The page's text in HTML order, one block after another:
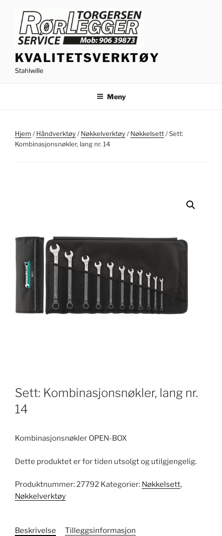
innhold
KVALITETSVERKTØY
Stahlwille
Meny
Hjem /Håndverktøy/Nøkkelverktøy/Nøkkelsett/ Sett:
Kombinasjonsnøkler, lang nr. 14
Sett: Kombinasjonsnøkler, lang nr.
14
Kombinasjonsnøkler OPEN-BOX
Dette produktet er for tiden utsolgt og utilgjengelig.
Produktnummer:27792 Kategorier: Nøkkelsett,
Nøkkelverktøy
Beskrivelse Tilleggsinformasjon